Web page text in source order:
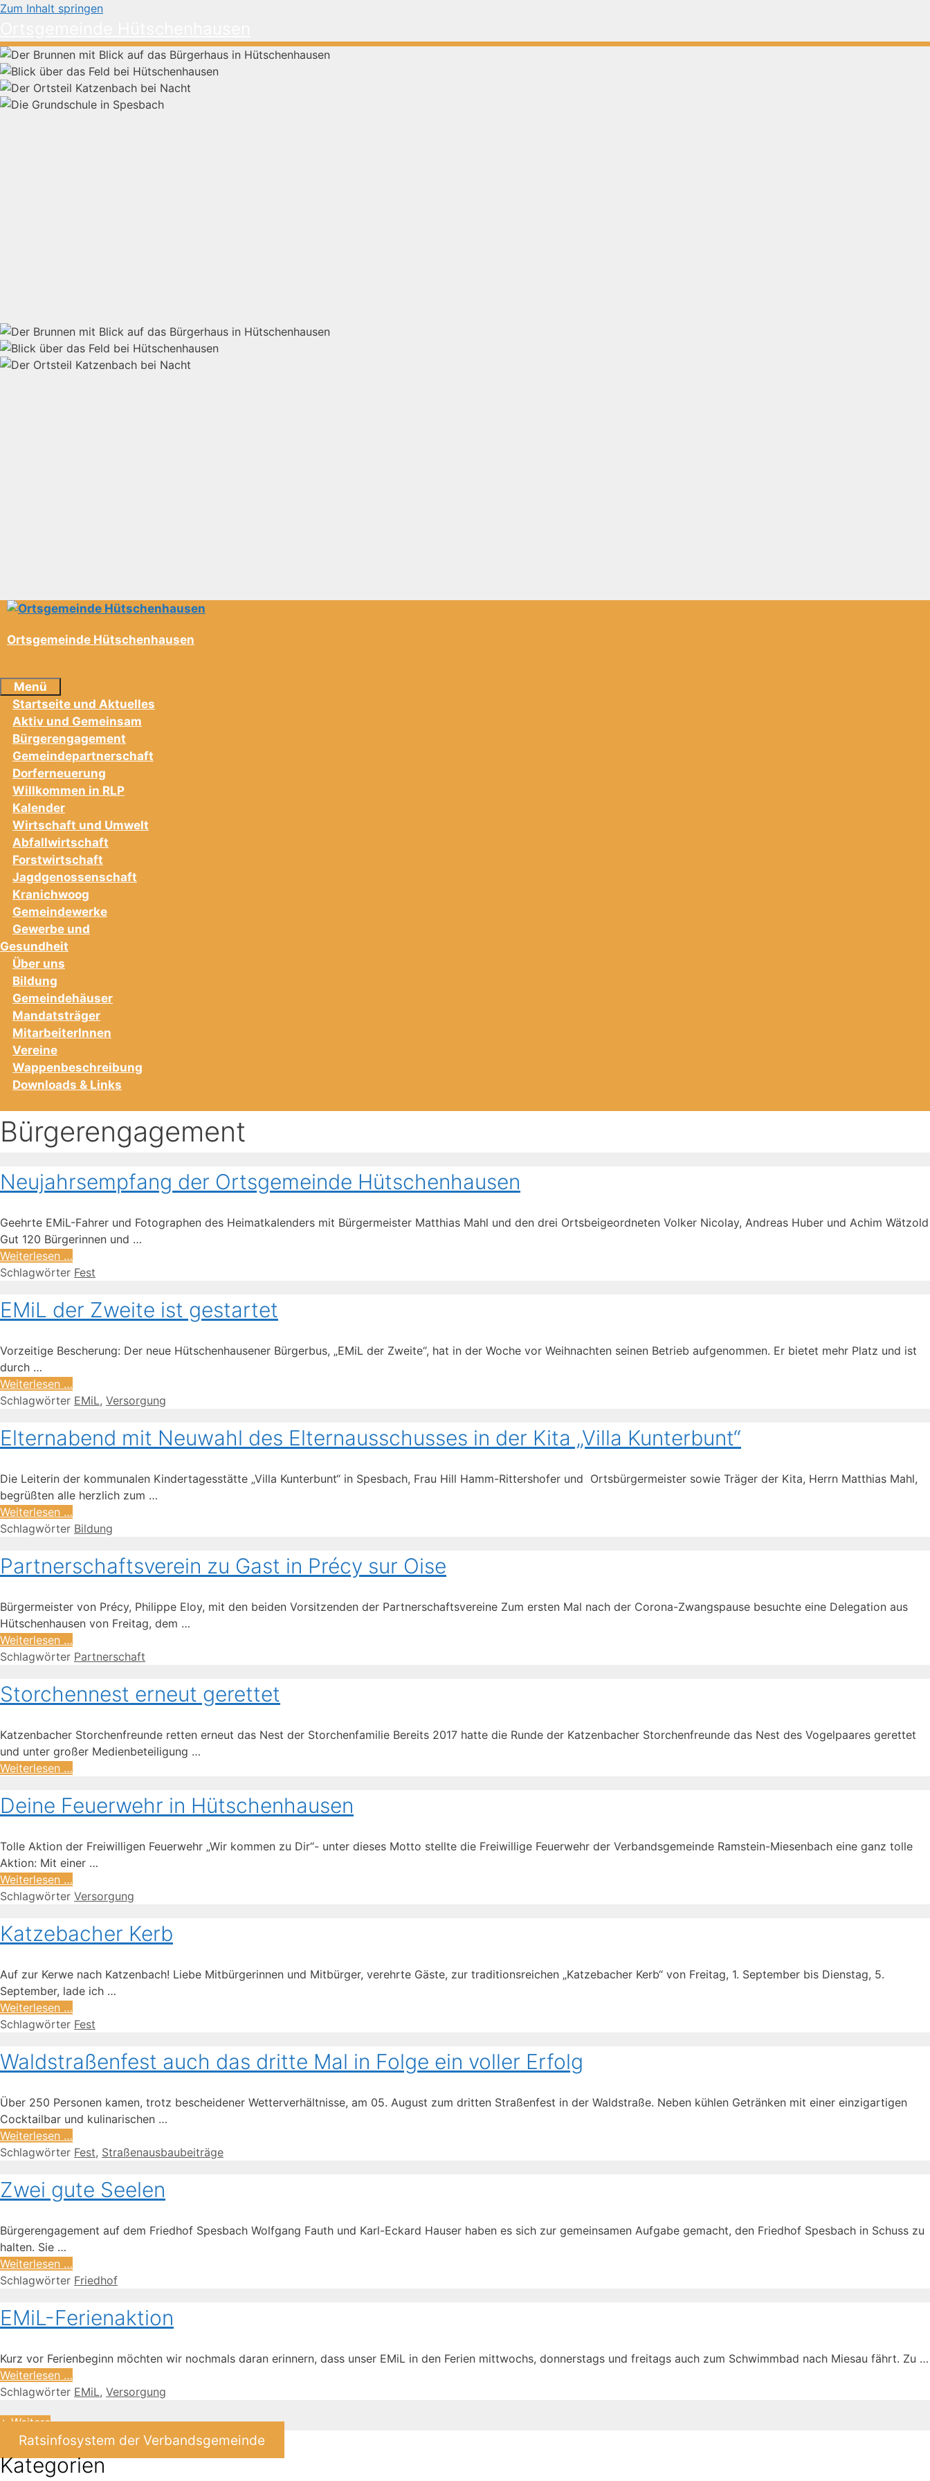
Zum Inhalt springen
Ortsgemeinde Hütschenhausen
Menü
Startseite und Aktuelles
Aktiv und Gemeinsam
Bürgerengagement
Gemeindepartnerschaft
Dorferneuerung
Willkommen in RLP
Kalender
Wirtschaft und Umwelt
Abfallwirtschaft
Forstwirtschaft
Jagdgenossenschaft
Kranichwoog
Gemeindewerke
Gewerbe und
Gesundheit
Über uns
Bildung
Gemeindehäuser
Mandatsträger
MitarbeiterInnen
Vereine
Wappenbeschreibung
Downloads & Links
Bürgerengagement
Neujahrsempfang der Ortsgemeinde Hütschenhausen
Geehrte EMiL-Fahrer und Fotographen des Heimatkalenders mit Bürgermeister Matthias Mahl und den drei Ortsbeigeordneten Volker Nicolay, Andreas Huber und Achim Wätzold
Gut 120 Bürgerinnen und …
Weiterlesen …
Schlagwörter Fest
EMiL der Zweite ist gestartet
Vorzeitige Bescherung: Der neue Hütschenhausener Bürgerbus, „EMiL der Zweite“, hat in der Woche vor Weihnachten seinen Betrieb aufgenommen. Er bietet mehr Platz und ist
durch …
Weiterlesen …
Schlagwörter EMiL, Versorgung
Elternabend mit Neuwahl des Elternausschusses in der Kita „Villa Kunterbunt“
Die Leiterin der kommunalen Kindertagesstätte „Villa Kunterbunt“ in Spesbach, Frau Hill Hamm-Rittershofer und Ortsbürgermeister sowie Träger der Kita, Herrn Matthias Mahl,
begrüßten alle herzlich zum …
Weiterlesen …
Schlagwörter Bildung
Partnerschaftsverein zu Gast in Précy sur Oise
Bürgermeister von Précy, Philippe Eloy, mit den beiden Vorsitzenden der Partnerschaftsvereine Zum ersten Mal nach der Corona-Zwangspause besuchte eine Delegation aus
Hütschenhausen von Freitag, dem …
Weiterlesen …
Schlagwörter Partnerschaft
Storchennest erneut gerettet
Katzenbacher Storchenfreunde retten erneut das Nest der Storchenfamilie Bereits 2017 hatte die Runde der Katzenbacher Storchenfreunde das Nest des Vogelpaares gerettet
und unter großer Medienbeteiligung …
Weiterlesen …
Deine Feuerwehr in Hütschenhausen
Tolle Aktion der Freiwilligen Feuerwehr „Wir kommen zu Dir“- unter dieses Motto stellte die Freiwillige Feuerwehr der Verbandsgemeinde Ramstein-Miesenbach eine ganz tolle
Aktion: Mit einer …
Weiterlesen …
Schlagwörter Versorgung
Katzebacher Kerb
Auf zur Kerwe nach Katzenbach! Liebe Mitbürgerinnen und Mitbürger, verehrte Gäste, zur traditionsreichen „Katzebacher Kerb“ von Freitag, 1. September bis Dienstag, 5.
September, lade ich …
Weiterlesen …
Schlagwörter Fest
Waldstraßenfest auch das dritte Mal in Folge ein voller Erfolg
Über 250 Personen kamen, trotz bescheidener Wetterverhältnisse, am 05. August zum dritten Straßenfest in der Waldstraße. Neben kühlen Getränken mit einer einzigartigen
Cocktailbar und kulinarischen …
Weiterlesen …
Schlagwörter Fest, Straßenausbaubeiträge
Zwei gute Seelen
Bürgerengagement auf dem Friedhof Spesbach Wolfgang Fauth und Karl-Eckard Hauser haben es sich zur gemeinsamen Aufgabe gemacht, den Friedhof Spesbach in Schuss zu
halten. Sie …
Weiterlesen …
Schlagwörter Friedhof
EMiL-Ferienaktion
Kurz vor Ferienbeginn möchten wir nochmals daran erinnern, dass unser EMiL in den Ferien mittwochs, donnerstags und freitags auch zum Schwimmbad nach Miesau fährt. Zu …
Weiterlesen …
Schlagwörter EMiL, Versorgung
+ Weitere
Ratsinfosystem der Verbandsgemeinde
Kategorien